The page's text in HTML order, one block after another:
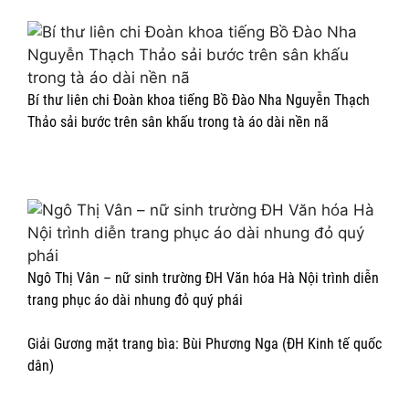
Bí thư liên chi Đoàn khoa tiếng Bồ Đào Nha Nguyễn Thạch
Thảo sải bước trên sân khấu trong tà áo dài nền nã
Ngô Thị Vân – nữ sinh trường ĐH Văn hóa Hà Nội trình diễn
trang phục áo dài nhung đỏ quý phái
Giải Gương mặt trang bìa: Bùi Phương Nga (ĐH Kinh tế quốc
dân)